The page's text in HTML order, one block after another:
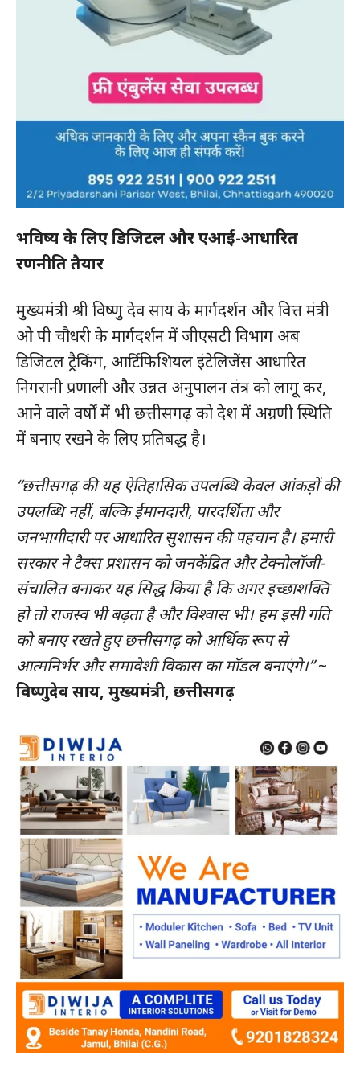
भविष्य के लिए डिजिटल और एआई-आधारित
रणनीति तैयार
मुख्यमंत्री श्री विष्णु देव साय के मार्गदर्शन और वित्त मंत्री
ओ पी चौधरी के मार्गदर्शन में जीएसटी विभाग अब
डिजिटल ट्रैकिंग, आर्टिफिशियल इंटेलिजेंस आधारित
निगरानी प्रणाली और उन्नत अनुपालन तंत्र को लागू कर,
आने वाले वर्षों में भी छत्तीसगढ़ को देश में अग्रणी स्थिति
में बनाए रखने के लिए प्रतिबद्ध है।
“छत्तीसगढ़ की यह ऐतिहासिक उपलब्धि केवल आंकड़ों की
उपलब्धि नहीं, बल्कि ईमानदारी, पारदर्शिता और
जनभागीदारी पर आधारित सुशासन की पहचान है। हमारी
सरकार ने टैक्स प्रशासन को जनकेंद्रित और टेक्नोलॉजी-
संचालित बनाकर यह सिद्ध किया है कि अगर इच्छाशक्ति
हो तो राजस्व भी बढ़ता है और विश्वास भी। हम इसी गति
को बनाए रखते हुए छत्तीसगढ़ को आर्थिक रूप से
आत्मनिर्भर और समावेशी विकास का मॉडल बनाएंगे।”~
विष्णुदेव साय, मुख्यमंत्री, छत्तीसगढ़